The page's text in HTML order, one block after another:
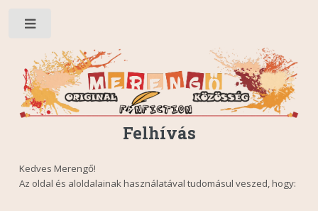
Felhívás
Kedves Merengő!
Az oldal és aloldalainak használatával tudomásul veszed, hogy: